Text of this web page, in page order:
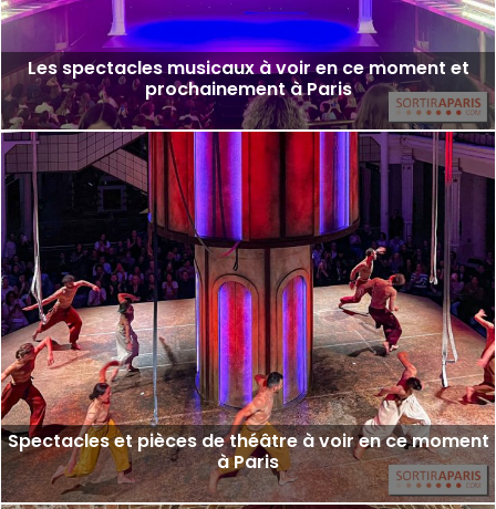
Les spectacles musicaux à voir en ce moment et
prochainement à Paris
Spectacles et pièces de théâtre à voir en ce moment
à Paris